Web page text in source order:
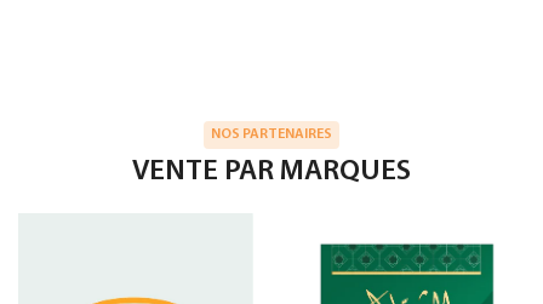
NOS PARTENAIRES
VENTE PAR MARQUES